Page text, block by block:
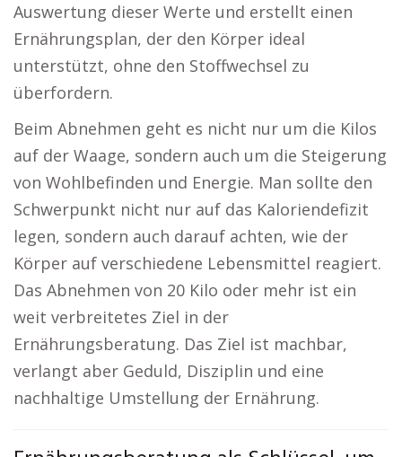
Auswertung dieser Werte und erstellt einen
Ernährungsplan, der den Körper ideal
unterstützt, ohne den Stoffwechsel zu
überfordern.
Beim Abnehmen geht es nicht nur um die Kilos
auf der Waage, sondern auch um die Steigerung
von Wohlbefinden und Energie. Man sollte den
Schwerpunkt nicht nur auf das Kaloriendefizit
legen, sondern auch darauf achten, wie der
Körper auf verschiedene Lebensmittel reagiert.
Das Abnehmen von 20 Kilo oder mehr ist ein
weit verbreitetes Ziel in der
Ernährungsberatung. Das Ziel ist machbar,
verlangt aber Geduld, Disziplin und eine
nachhaltige Umstellung der Ernährung.